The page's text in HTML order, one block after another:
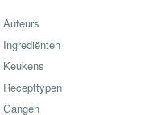
Auteurs
Ingrediënten
Keukens
Recepttypen
Gangen